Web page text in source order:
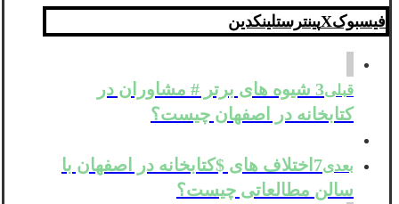
فیسبوکXپینترستلینکدین
قبلی
3 شیوه های برتر # مشاوران در
کتابخانه در اصفهان چیست؟
بعدی
7اختلاف های $کتابخانه در اصفهان با
سالن مطالعاتی چیست؟